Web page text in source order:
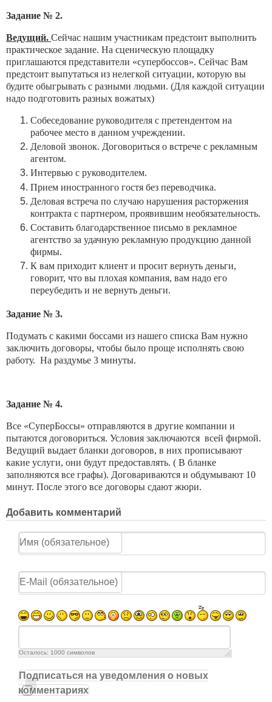
Задание № 2.
Ведущий. Сейчас нашим участникам предстоит выполнить
практическое задание. На сценическую площадку
приглашаются представители «супербоссов». Сейчас Вам
предстоит выпутаться из нелегкой ситуации, которую вы
будите обыгрывать с разными людьми. (Для каждой ситуации
надо подготовить разных вожатых)
Собеседование руководителя с претендентом на
рабочее место в данном учреждении.
Деловой звонок. Договориться о встрече с рекламным
агентом.
Интервью с руководителем.
Прием иностранного гостя без переводчика.
Деловая встреча по случаю нарушения расторжения
контракта с партнером, проявившим необязательность.
Составить благодарственное письмо в рекламное
агентство за удачную рекламную продукцию данной
фирмы.
К вам приходит клиент и просит вернуть деньги,
говорит, что вы плохая компания, вам надо его
переубедить и не вернуть деньги.
Задание № 3.
Подумать с какими боссами из нашего списка Вам нужно
заключить договоры, чтобы было проще исполнять свою
работу. На раздумье 3 минуты.
Задание № 4.
Все «СуперБоссы» отправляются в другие компании и
пытаются договориться. Условия заключаются всей фирмой.
Ведущий выдает бланки договоров, в них прописывают
какие услуги, они будут предоставлять. ( В бланке
заполняются все графы). Договариваются и обдумывают 10
минут. После этого все договоры сдают жюри.
Добавить комментарий
Осталось: 1000 символов
Подписаться на уведомления о новых
комментариях